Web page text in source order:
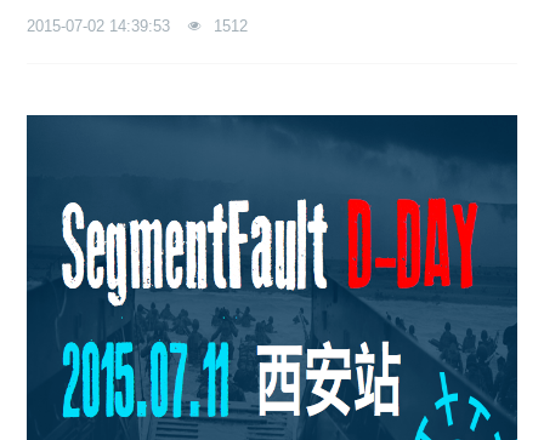
2015-07-02 14:39:53 1512